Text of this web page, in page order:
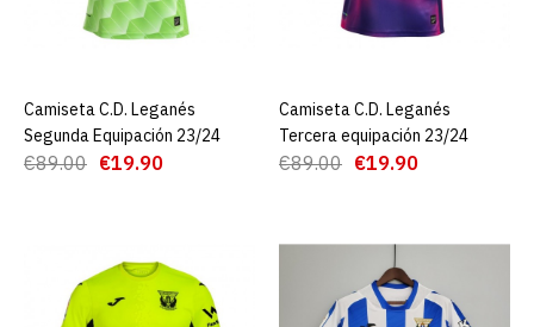
€19.90
ADD TO COMPARE
ADD TO WISHLIST
Camiseta C.D. Leganés
Segunda Equipación 23/24
AGREGAR AL CARRO
Camiseta C.D. Leganés
Segunda Equipación 23/24
€89.00 €19.90
AGREGAR AL CARRO
Camiseta C.D. Leganés
Tercera equipación 23/24
€89.00 €19.90